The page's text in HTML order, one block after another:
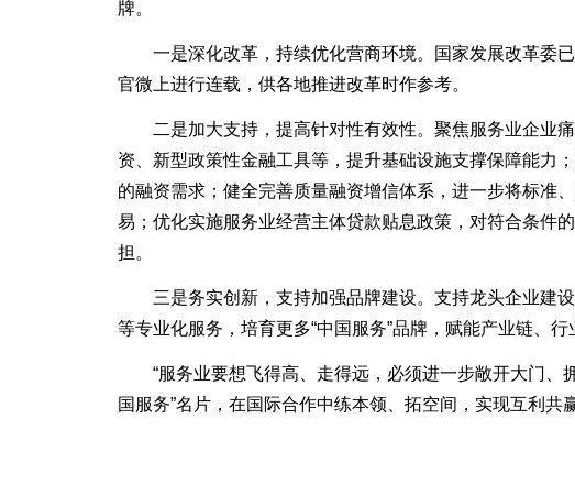
牌。
一是深化改革，持续优化营商环境。国家发展改革委已
官微上进行连载，供各地推进改革时作参考。
二是加大支持，提高针对性有效性。聚焦服务业企业痛
资、新型政策性金融工具等，提升基础设施支撑保障能力
的融资需求；健全完善质量融资增信体系，进一步将标准
易；优化实施服务业经营主体贷款贴息政策，对符合条件
担。
三是务实创新，支持加强品牌建设。支持龙头企业建设
等专业化服务，培育更多“中国服务”品牌，赋能产业链、行
“服务业要想飞得高、走得远，必须进一步敞开大门、拥
国服务”名片，在国际合作中练本领、拓空间，实现互利共